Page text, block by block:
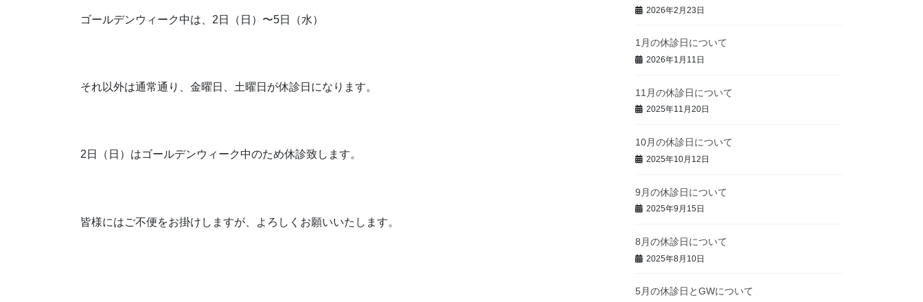
ゴールデンウィーク中は、2日（日）〜5日（水）
それ以外は通常通り、金曜日、土曜日が休診日になります。
2日（日）はゴールデンウィーク中のため休診致します。
皆様にはご不便をお掛けしますが、よろしくお願いいたします。
2026年2月23日
1月の休診日について
2026年1月11日
11月の休診日について
2025年11月20日
10月の休診日について
2025年10月12日
9月の休診日について
2025年9月15日
8月の休診日について
2025年8月10日
5月の休診日とGWについて